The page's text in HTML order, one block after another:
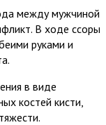
между мужчиной
В ходе ссоры
руками и
в виде
костей кисти,